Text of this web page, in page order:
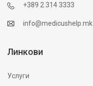
+389 2 314 3333
info@medicushelp.mk
Линкови
Услуги